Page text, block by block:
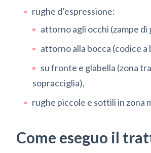
rughe d’espressione:
attorno agli occhi (zampe di
attorno alla bocca (codice a
su fronte e glabella (zona
sopracciglia),
rughe piccole e sottili in zona
Come eseguo il